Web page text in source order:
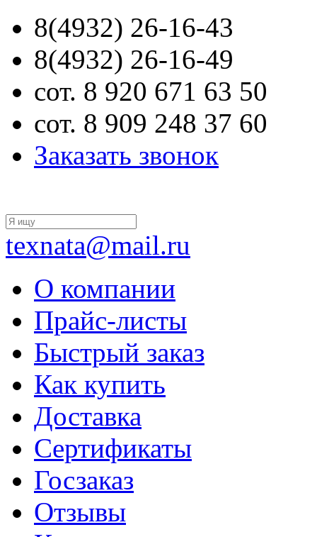
8(4932) 26-16-43
8(4932) 26-16-49
сот. 8 920 671 63 50
сот. 8 909 248 37 60
Заказать звонок
texnata@mail.ru
О компании
Прайс-листы
Быстрый заказ
Как купить
Доставка
Сертификаты
Госзаказ
Отзывы